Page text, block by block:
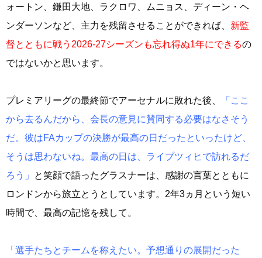
ォートン、鎌田大地、ラクロワ、ムニョス、ディーン・ヘ
ンダーソンなど、主力を残留させることができれば、 新監
督とともに戦う2026-27シーズンも忘れ得ぬ1年にできるの
ではないかと思います。
プレミアリーグの最終節でアーセナルに敗れた後、
「ここ
から去るんだから、会長の意見に賛同する必要はなさそう
だ。彼はFAカップの決勝が最高の日だったといったけど、
そうは思わないね。最高の日は、ライプツィヒで訪れるだ
ろう」
と笑顔で語ったグラスナーは、感謝の言葉とともに
ロンドンから旅立とうとしています。2年3ヵ月という短い
時間で、最高の記憶を残して。
「選手たちとチームを称えたい。予想通りの展開だった